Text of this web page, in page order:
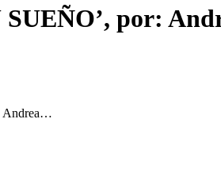
por:
Andrea…